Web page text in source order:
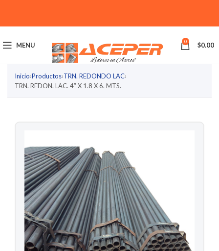
MENU 0 $0.00
Inicio›Productos›TRN. REDONDO LAC›
TRN. REDON. LAC. 4″ X 1.8 X 6. MTS.